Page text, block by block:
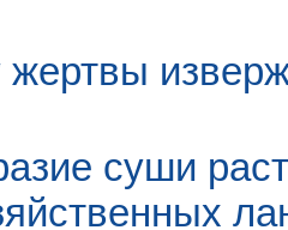
суши